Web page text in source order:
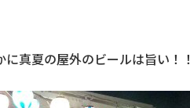
真夏の屋外のビールは旨い！！